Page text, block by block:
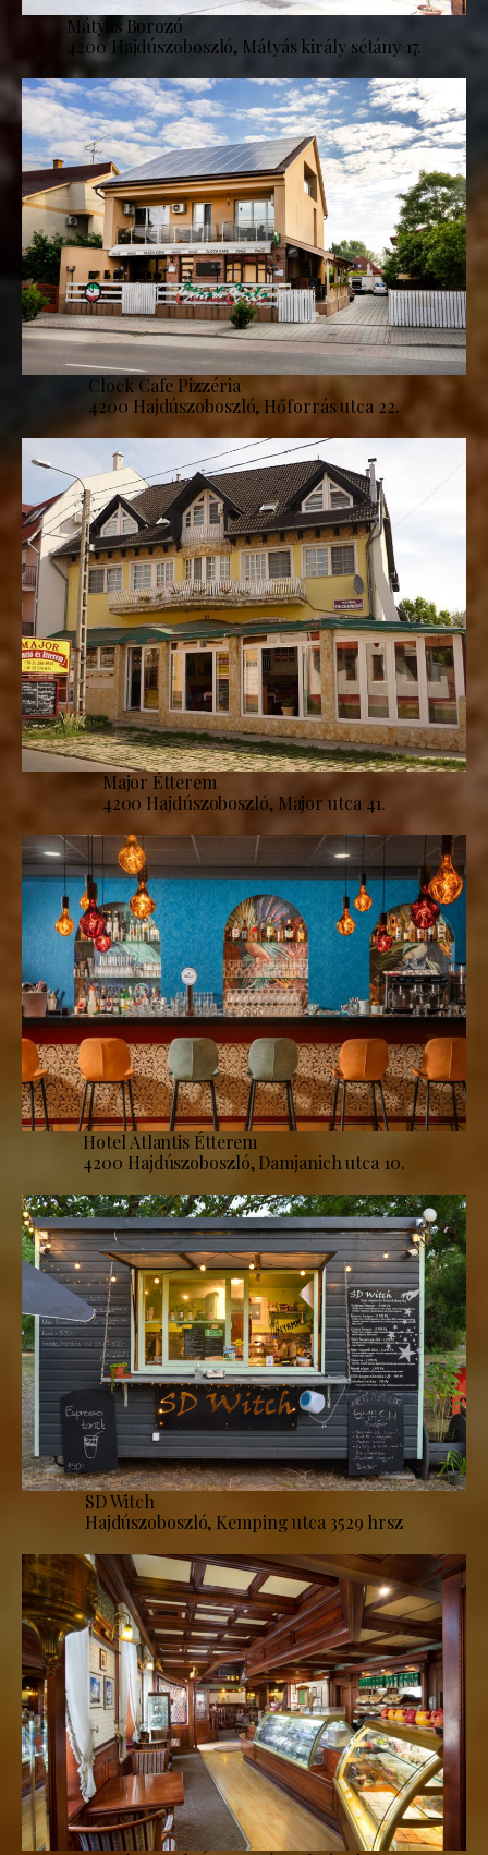
Mátyás Borozó
4200 Hajdúszoboszló, Mátyás király sétány 17.
Clock Cafe Pizzéria
4200 Hajdúszoboszló, Hőforrás utca 22.
Major Étterem
4200 Hajdúszoboszló, Major utca 41.
Hotel Atlantis Étterem
4200 Hajdúszoboszló, Damjanich utca 10.
SD Witch
Hajdúszoboszló, Kemping utca 3529 hrsz